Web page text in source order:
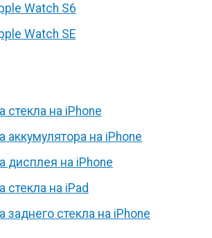
Watch S6
Watch SE
стекла на iPhone
аккумулятора на iPhone
дисплея на iPhone
стекла на iPad
заднего стекла на iPhone